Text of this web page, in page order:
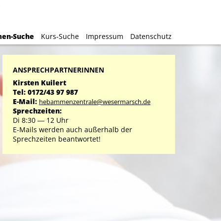
Suche Kurs-Suche Impressum Datenschutz
Suche Kurs-Suche Impressum Datenschutz
ANSPRECHPARTNERINNEN
Kirsten Kuilert
Tel: 0172/43 97 987
E-Mail: hebammenzentrale@wesermarsch.de
Sprechzeiten:
Di 8:30 ― 12 Uhr
E-Mails werden auch außerhalb der
Sprechzeiten beantwortet!